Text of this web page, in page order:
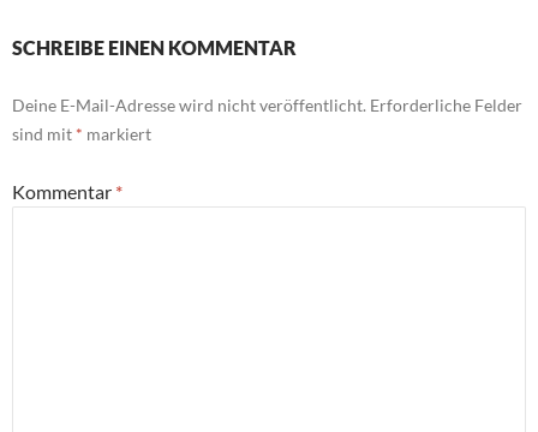
SCHREIBE EINEN KOMMENTAR
Deine E-Mail-Adresse wird nicht veröffentlicht. Erforderliche Felder
sind mit * markiert
Kommentar *